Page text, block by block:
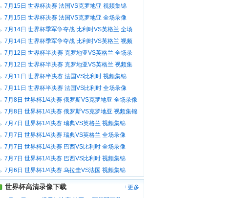
7月15日 世界杯决赛 法国VS克罗地亚 视频集锦
7月15日 世界杯决赛 法国VS克罗地亚 全场录像
7月14日 世界杯季军争夺战 比利时VS英格兰 全场
录像
7月14日 世界杯季军争夺战 比利时VS英格兰 视频
集锦
7月12日 世界杯半决赛 克罗地亚VS英格兰 全场录
像7月12日 世界杯半决赛 克罗地亚VS英格兰 视频集
锦7月11日 世界杯半决赛 法国VS比利时 视频集锦
7月11日 世界杯半决赛 法国VS比利时 全场录像
7月8日 世界杯1/4决赛 俄罗斯VS克罗地亚 全场录像
7月8日 世界杯1/4决赛 俄罗斯VS克罗地亚 视频集锦
7月7日 世界杯1/4决赛 瑞典VS英格兰 视频集锦
7月7日 世界杯1/4决赛 瑞典VS英格兰 全场录像
7月7日 世界杯1/4决赛 巴西VS比利时 全场录像
7月7日 世界杯1/4决赛 巴西VS比利时 视频集锦
7月6日 世界杯1/4决赛 乌拉圭VS法国 视频集锦
世界杯高清录像下载
+更多